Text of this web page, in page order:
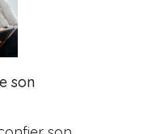
son